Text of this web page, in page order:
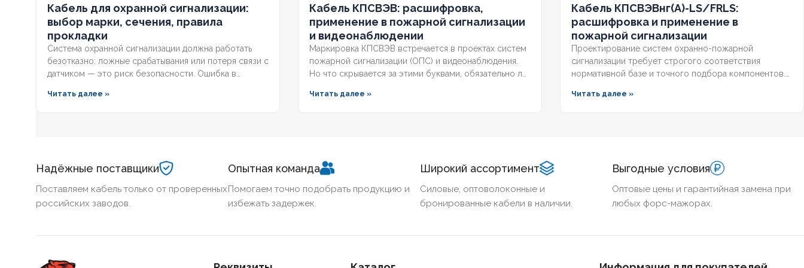
Кабель для охранной сигнализации:
выбор марки, сечения, правила
прокладки
Система охранной сигнализации должна работать
безотказно: ложные срабатывания или потеря связи с
датчиком — это риск безопасности. Ошибка в
ведёт к отказу при приёмке. Разберём пошаговый
Читать далее »
Кабель КПСВЭВ: расшифровка,
применение в пожарной сигнализации
и видеонаблюдении
Маркировка КПСВЭВ встречается в проектах систем
пожарной сигнализации (ОПС) и видеонаблюдения.
Но что скрывается за этими буквами, обязательно ли
соответствует ли кабель требованиям СП и ГОСТ?
Читать далее »
Кабель КПСВЭВнг(А)-LS/FRLS:
расшифровка и применение в
пожарной сигнализации
Проектирование систем охранно-пожарной
сигнализации требует строгого соответствия
нормативной базе и точного подбора компонентов.
отказу оборудования при задымлении или массовым
Читать далее »
Надёжные поставщики
Поставляем кабель только от проверенных
российских заводов.
Опытная команда
Помогаем точно подобрать продукцию и
избежать задержек.
Широкий ассортимент
Силовые, оптоволоконные и
бронированные кабели в наличии.
Выгодные условия
Оптовые цены и гарантийная замена при
любых форс-мажорах.